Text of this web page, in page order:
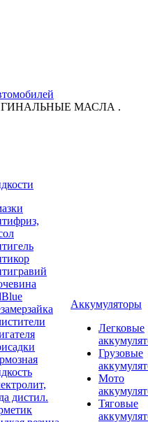
МАСЛА .
дистил.
Аккумуляторы
Легковые
Грузовые
Мото
Тяговые